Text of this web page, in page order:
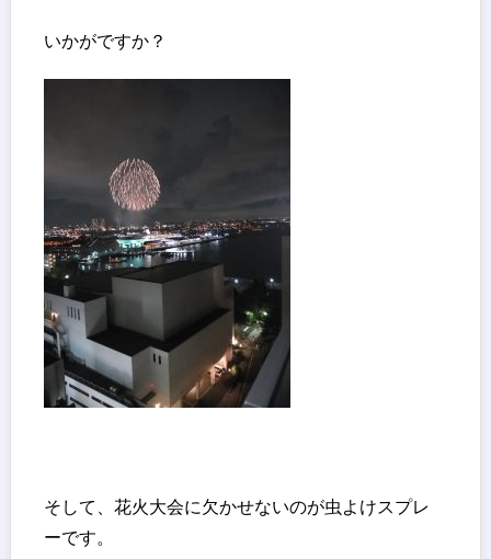
いかがですか？
そして、花火大会に欠かせないのが虫よけスプレ
ーです。